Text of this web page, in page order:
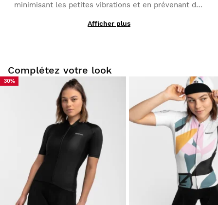
minimisant les petites vibrations et en prévenant des
cette collection de cuissards.
Afficher plus
Complétez votre look
30%